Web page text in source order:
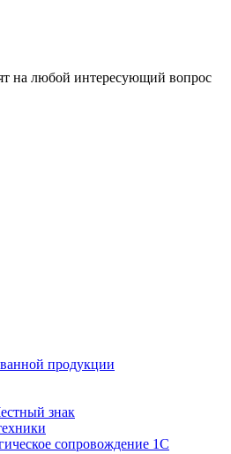
на любой интересующий вопрос
продукции
знак
сопровождение 1C